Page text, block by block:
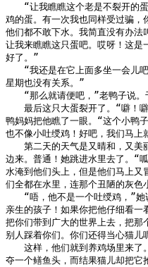
“让我瞧瞧这个老是不裂开的蛋
鸡的蛋。有一次我也同样受过骗，
他们都不敢下水。我简直没有办
让我来瞧瞧这只蛋吧。哎呀！这是
好了。”
“我还是在它上面多坐一会儿吧
星期也没有关系。”
“那么就请便吧，”老鸭子说。
最后这只大蛋裂开了。“噼！噼
鸭妈妈把他瞧了一眼。“这个小鸭
也不像小吐绶鸡！好吧，我们马
第二天的天气是又晴和，又美
边来。普通！她跳进水里去了。“
水淹到他们头上，但是他们马上又
们全都在水里，连那个丑陋的灰色
“唔，他不是一个吐绶鸡，”她
亲生的孩子！如果你把他仔细看一
把你们带到广大的世界上去，把那
别人踩着你们。你们还得当心猫儿
这样，他们就到养鸡场里来了
夺一个鳝鱼头，而结果猫儿却把它